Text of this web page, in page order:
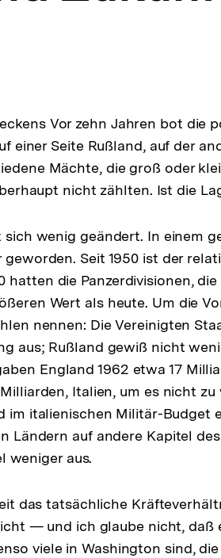
Vor zehn Jahren bot die
einer Seite Rußland, auf der
Mächte, die groß oder
nicht zählten. Ist die
wenig geändert. In einem
Seit 1950 ist der
hatten die Panzerdivisionen,
Wert als heute. Um die
nennen: Die Vereinigten
aus; Rußland gewiß nicht
England 1962 etwa 17
Italien, um es nicht zu
im italienischen Militär-Budget
Ländern auf andere Kapitel
weniger aus.
das tatsächliche
— und ich glaube nicht, daß
viele in Washington sind,